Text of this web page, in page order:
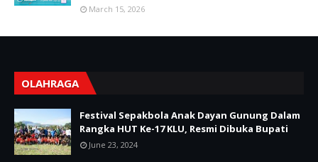
March 15, 2026
OLAHRAGA
Festival Sepakbola Anak Dayan Gunung Dalam
Rangka HUT Ke-17 KLU, Resmi Dibuka Bupati
June 23, 2024